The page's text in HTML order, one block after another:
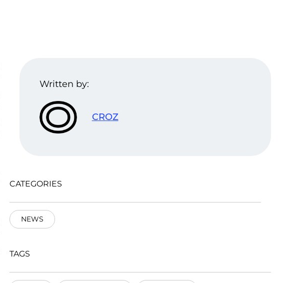
Written by:
CROZ
CATEGORIES
NEWS
TAGS